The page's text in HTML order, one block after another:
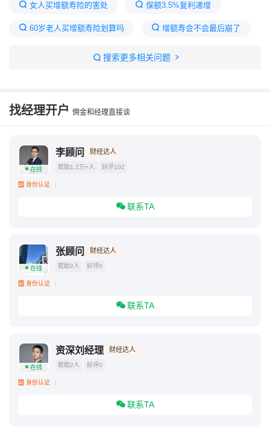
女人买增额寿险的害处 保额3.5%复利递增
60岁老人买增额寿险划算吗 增额寿会不会最后崩了
3.5复利增额寿险值得买吗
搜索更多相关问题
找经理开户 佣金和经理直接谈
在线
李顾问 财经达人
帮助1.2万+人 好评102
身份认证
联系TA
在线
张顾问 财经达人
帮助2人 好评0
身份认证
联系TA
在线
资深刘经理 财经达人
帮助2人 好评0
身份认证
联系TA